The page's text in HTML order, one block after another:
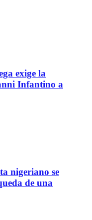
exige la
Infantino a
nigeriano se
de una